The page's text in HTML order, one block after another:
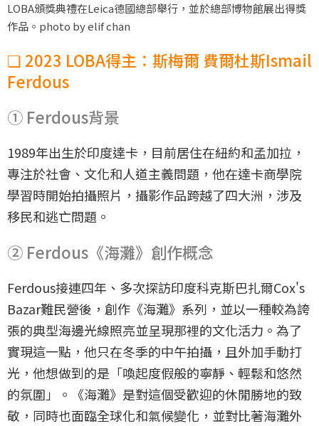
LOBA頒獎典禮在Leica德國總部舉行，並於總部博物館展出得獎
作品。photo by elif chan
❏ 2023 LOBA得主：斯梅爾 費爾杜斯Ismail
Ferdous
① Ferdous背景
1989年出生於印度達卡，目前居住在紐約和孟加拉，
專注於社會、文化和人道主義問題，他在達卡商學院
學習時開始拍攝照片，攝影作品跨越了四大洲，涉及
移民和逃亡問題。
② Ferdous《海灘》創作概念
Ferdous接連四年、多次探訪印度科克斯巴扎爾Cox's
Bazar難民營後，創作《海灘》系列，並以一種較為誇
張的典型海邊光線照亮並呈現那裡的文化活力。為了
實現這一點，他只在冬季的中午拍攝，且外加手動打
光，他想做到的是「喚起度假般的寧靜、輕鬆和悠然
的氛圍」。《海灘》是對這個受歡迎的休閒勝地的致
敬，同時也面臨全球化和氣候變化，並對比著海灘外